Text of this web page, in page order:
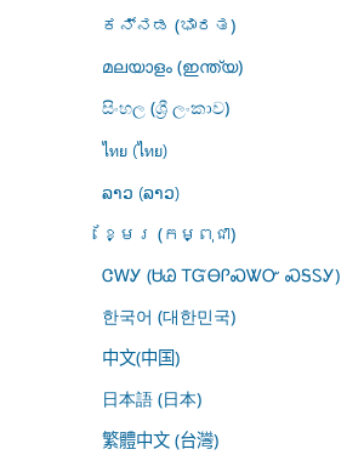
ಕನ್ನಡ (ಭಾರತ)
മലയാളം (ഇന്ത്യ)
සිංහල (ශ්‍රී ලංකාව)
ไทย (ไทย)
ລາວ (ລາວ)
ខ្មែរ (កម្ពុជា)
ᏣᎳᎩ (ᏌᏊ ᎢᏳᎾᎵᏍᏔᏅ ᏍᎦᏚᎩ)
한국어 (대한민국)
中文(中国)
日本語 (日本)
繁體中文 (台灣)